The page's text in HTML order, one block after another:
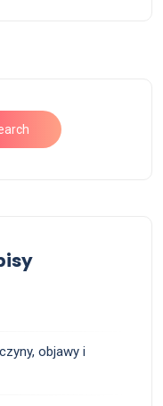
objawy i